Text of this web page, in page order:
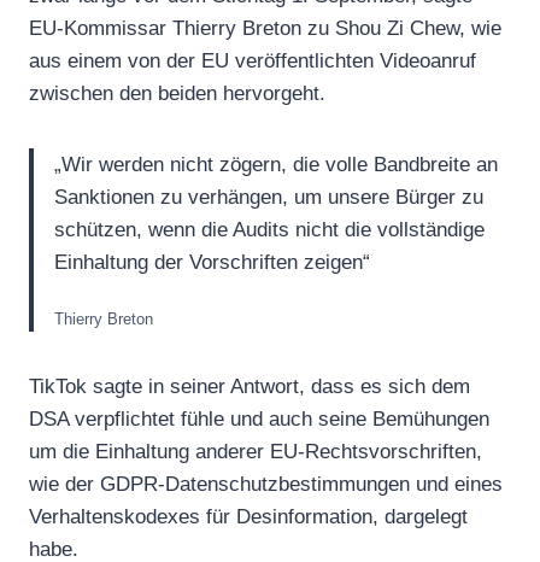
EU-Kommissar Thierry Breton zu Shou Zi Chew, wie
aus einem von der EU veröffentlichten Videoanruf
zwischen den beiden hervorgeht.
„Wir werden nicht zögern, die volle Bandbreite an
Sanktionen zu verhängen, um unsere Bürger zu
schützen, wenn die Audits nicht die vollständige
Einhaltung der Vorschriften zeigen“
Thierry Breton
TikTok sagte in seiner Antwort, dass es sich dem
DSA verpflichtet fühle und auch seine Bemühungen
um die Einhaltung anderer EU-Rechtsvorschriften,
wie der GDPR-Datenschutzbestimmungen und eines
Verhaltenskodexes für Desinformation, dargelegt
habe.